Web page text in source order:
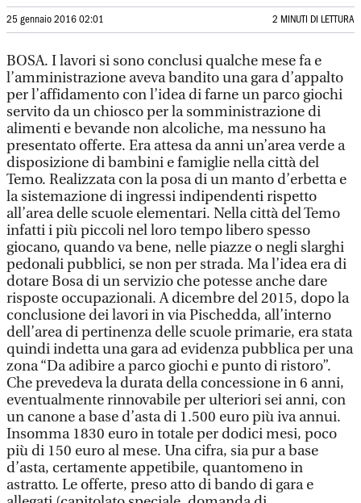
25 gennaio 2016 02:01 2 MINUTI DI LETTURA
BOSA. I lavori si sono conclusi qualche mese fa e
l’amministrazione aveva bandito una gara d’appalto
per l’affidamento con l’idea di farne un parco giochi
servito da un chiosco per la somministrazione di
alimenti e bevande non alcoliche, ma nessuno ha
presentato offerte. Era attesa da anni un’area verde a
disposizione di bambini e famiglie nella città del
Temo. Realizzata con la posa di un manto d’erbetta e
la sistemazione di ingressi indipendenti rispetto
all’area delle scuole elementari. Nella città del Temo
infatti i più piccoli nel loro tempo libero spesso
giocano, quando va bene, nelle piazze o negli slarghi
pedonali pubblici, se non per strada. Ma l’idea era di
dotare Bosa di un servizio che potesse anche dare
risposte occupazionali. A dicembre del 2015, dopo la
conclusione dei lavori in via Pischedda, all’interno
dell’area di pertinenza delle scuole primarie, era stata
quindi indetta una gara ad evidenza pubblica per una
zona “Da adibire a parco giochi e punto di ristoro”.
Che prevedeva la durata della concessione in 6 anni,
eventualmente rinnovabile per ulteriori sei anni, con
un canone a base d’asta di 1.500 euro più iva annui.
Insomma 1830 euro in totale per dodici mesi, poco
più di 150 euro al mese. Una cifra, sia pur a base
d’asta, certamente appetibile, quantomeno in
astratto. Le offerte, preso atto di bando di gara e